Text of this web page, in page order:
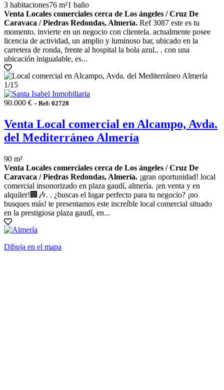
3 habitaciones76 m²1 baño
Venta Locales comerciales cerca de Los ángeles / Cruz De
Caravaca / Piedras Redondas, Almería. Ref 3087 este es tu
momento. invierte en un negocio con clientela. actualmente posee
licencia de actividad, un amplio y luminoso bar, ubicado en la
carretera de ronda, frente al hospital la bola azul.. . con una
ubicación inigualable, es...
1/15
90.000 € - Ref: 02728
Venta Local comercial en Alcampo, Avda.
del Mediterráneo Almería
90 m²
Venta Locales comerciales cerca de Los ángeles / Cruz De
Caravaca / Piedras Redondas, Almería. ¡gran oportunidad! local
comercial insonorizado en plaza gaudí, almería. ¡en venta y en
alquiler!🏢🎶. . ¿buscas el lugar perfecto para tu negocio? ¡no
busques más! te presentamos este increíble local comercial situado
en la prestigiosa plaza gaudí, en...
Dibuja en el mapa